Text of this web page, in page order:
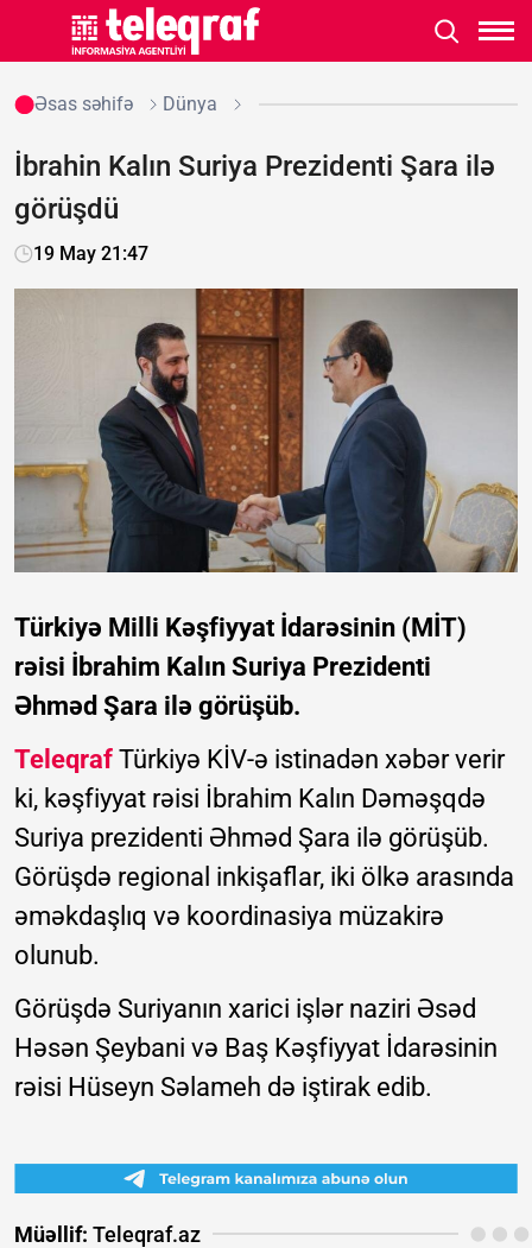
Əsas səhifə Dünya
İbrahin Kalın Suriya Prezidenti Şara ilə
görüşdü
19 May 21:47
Türkiyə Milli Kəşfiyyat İdarəsinin (MİT)
rəisi İbrahim Kalın Suriya Prezidenti
Əhməd Şara ilə görüşüb.
Teleqraf Türkiyə KİV-ə istinadən xəbər verir
ki, kəşfiyyat rəisi İbrahim Kalın Dəməşqdə
Suriya prezidenti Əhməd Şara ilə görüşüb.
Görüşdə regional inkişaflar, iki ölkə arasında
əməkdaşlıq və koordinasiya müzakirə
olunub.
Görüşdə Suriyanın xarici işlər naziri Əsəd
Həsən Şeybani və Baş Kəşfiyyat İdarəsinin
rəisi Hüseyn Səlameh də iştirak edib.
Müəllif: Teleqraf.az